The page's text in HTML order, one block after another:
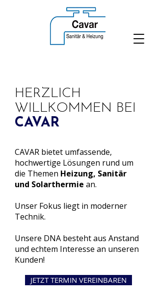
HERZLICH
WILLKOMMEN BEI
CAVAR
CAVAR bietet umfassende,
hochwertige Lösungen rund um
die Themen Heizung, Sanitär
und Solarthermie an.
Unser Fokus liegt in moderner
Technik.
Unsere DNA besteht aus Anstand
und echtem Interesse an unseren
Kunden!
JETZT TERMIN VEREINBAREN